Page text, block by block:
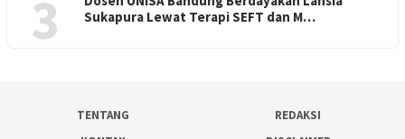
3
Sukapura Lewat Terapi SEFT dan M…
TENTANG
REDAKSI